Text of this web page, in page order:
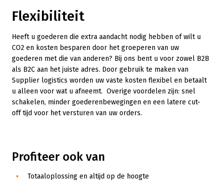
Flexibiliteit
Heeft u goederen die extra aandacht nodig hebben of wilt u
CO2 en kosten besparen door het groeperen van uw
goederen met die van anderen? Bij ons bent u voor zowel B2B
als B2C aan het juiste adres. Door gebruik te maken van
Supplier logistics worden uw vaste kosten flexibel en betaalt
u alleen voor wat u afneemt. Overige voordelen zijn: snel
schakelen, minder goederenbewegingen en een latere cut-
off tijd voor het versturen van uw orders.
Profiteer ook van
Totaaloplossing en altijd op de hoogte